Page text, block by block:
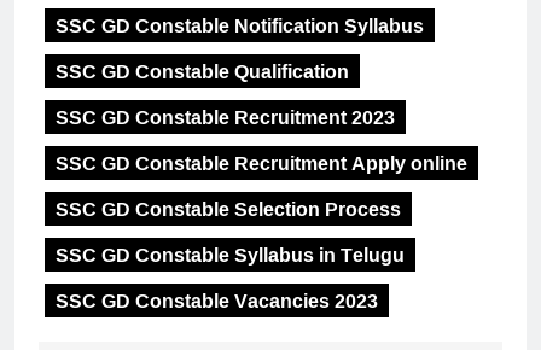
SSC GD Constable Notification Syllabus
SSC GD Constable Qualification
SSC GD Constable Recruitment 2023
SSC GD Constable Recruitment Apply online
SSC GD Constable Selection Process
SSC GD Constable Syllabus in Telugu
SSC GD Constable Vacancies 2023